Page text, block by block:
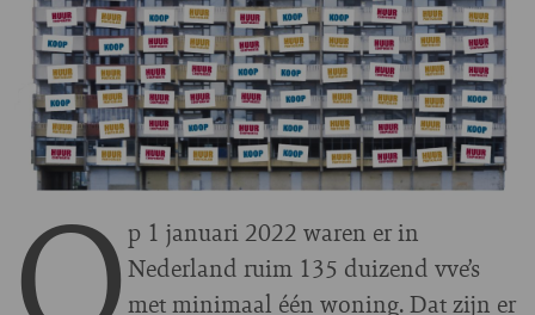
p 1 januari 2022 waren er in
Nederland ruim 135 duizend vve’s
met minimaal één woning. Dat zijn er